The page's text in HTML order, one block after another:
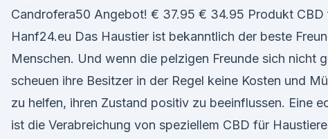
Candrofera50 Angebot! € 37.95 € 34.95 Produkt CBD
Hanf24.eu Das Haustier ist bekanntlich der beste
Menschen. Und wenn die pelzigen Freunde sich nicht
scheuen ihre Besitzer in der Regel keine Kosten und
zu helfen, ihren Zustand positiv zu beeinflussen. Eine
ist die Verabreichung von speziellem CBD für